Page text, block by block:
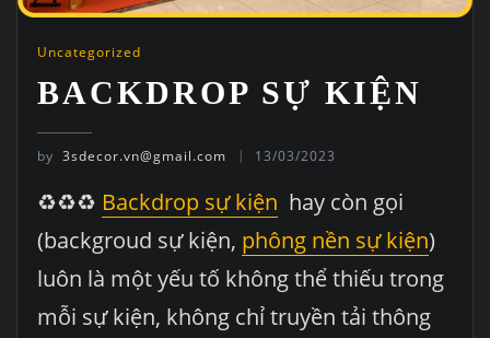
Uncategorized
BACKDROP SỰ KIỆN
by 3sdecor.vn@gmail.com 13/03/2023
♻♻♻ Backdrop sự kiện hay còn gọi
(backgroud sự kiện, phông nền sự kiện)
luôn là một yếu tố không thể thiếu trong
mỗi sự kiện, không chỉ truyền tải thông